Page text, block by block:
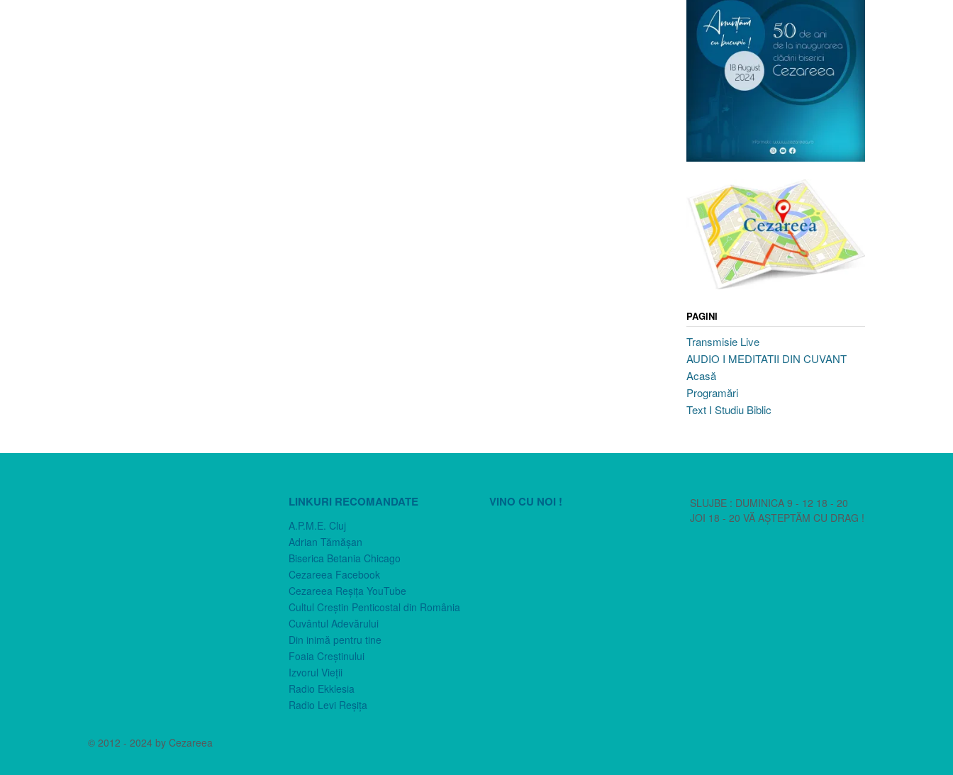
PAGINI
Transmisie Live
AUDIO I MEDITATII DIN CUVANT
Acasă
Programări
Text I Studiu Biblic
LINKURI RECOMANDATE
A.P.M.E. Cluj
Adrian Tămăşan
Biserica Betania Chicago
Cezareea Facebook
Cezareea Reşiţa YouTube
Cultul Creştin Penticostal din România
Cuvântul Adevărului
Din inimă pentru tine
Foaia Creştinului
Izvorul Vieţii
Radio Ekklesia
Radio Levi Reşiţa
VINO CU NOI !
SLUJBE : DUMINICA 9 - 12 18 - 20
JOI 18 - 20 VĂ AȘTEPTĂM CU DRAG !
© 2012 - 2024 by Cezareea